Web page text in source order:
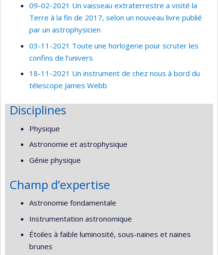
09-02-2021 Un vaisseau extraterrestre a visité la
Terre à la fin de 2017, selon un nouveau livre publié
par un astrophysicien
03-11-2021 Toute une horlogerie pour scruter les
confins de l’univers
18-11-2021 Un instrument de chez nous à bord du
télescope James Webb
Disciplines
Physique
Astronomie et astrophysique
Génie physique
Champ d’expertise
Astronomie fondamentale
Instrumentation astronomique
Étoiles à faible luminosité, sous-naines et naines
brunes